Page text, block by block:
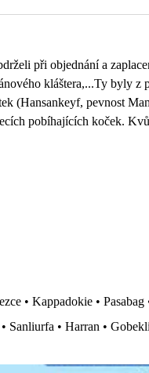
při objednání a
vypuštěny. Vzhledem k atraktivnosti místa a
by stačilo pobýt dobu kratší.
pobíhajících koček.
• Kappadokie •
Sanliurfa • Harran •